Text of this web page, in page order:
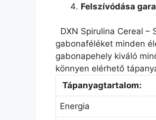
Felszívódása
DXN Spirulina Cereal
gabonaféléket minden
gabonapehely kiváló
könnyen elérhető
Tápanyagtartalom:
Energia